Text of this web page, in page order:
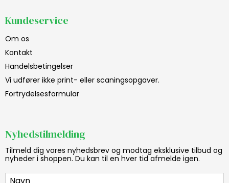
Kundeservice
Om os
Kontakt
Handelsbetingelser
Vi udfører ikke print- eller scaningsopgaver.
Fortrydelsesformular
Nyhedstilmelding
Tilmeld dig vores nyhedsbrev og modtag eksklusive tilbud og
nyheder i shoppen. Du kan til en hver tid afmelde igen.